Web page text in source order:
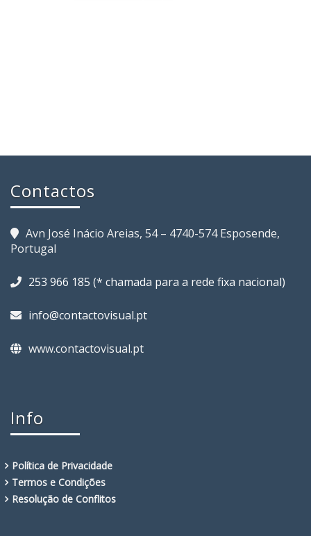
Contactos
Avn José Inácio Areias, 54 – 4740-574 Esposende,
Portugal
253 966 185 (* chamada para a rede fixa nacional)
info@contactovisual.pt
www.contactovisual.pt
Info
Política de Privacidade
Termos e Condições
Resolução de Conflitos